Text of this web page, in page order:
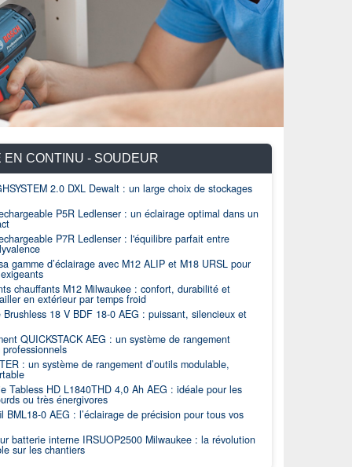
Ledlenser : l'équilibre parfait entre
1400 lumens, Work robuste CRI 90, Signature
répondre à tous vos besoins d’...
EN CONTINU - SOUDEUR
2.0 DXL Dewalt : un large choix de stockages
P5R Ledlenser : un éclairage optimal dans un
P7R Ledlenser : l'équilibre parfait entre
gamme d’éclairage avec M12 ALIP et M18 URSL pour
chauffants M12 Milwaukee : confort, durabilité et
en extérieur par temps froid
Brushless 18 V BDF 18-0 AEG : puissant, silencieux et
QUICKSTACK AEG : un système de rangement
: un système de rangement d’outils modulable,
Tabless HD L1840THD 4,0 Ah AEG : idéale pour les
ou très énergivores
BML18-0 AEG : l’éclairage de précision pour tous vos
batterie interne IRSUOP2500 Milwaukee : la révolution
sur les chantiers